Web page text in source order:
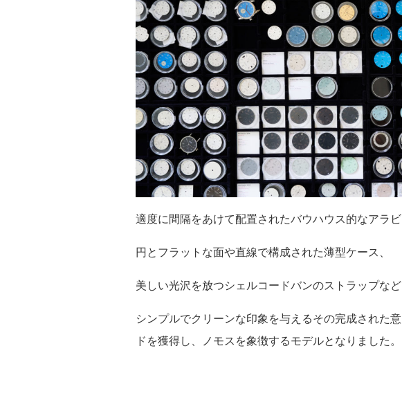
適度に間隔をあけて配置されたバウハウス的なアラビ
円とフラットな面や直線で構成された薄型ケース、
美しい光沢を放つシェルコードバンのストラップなど
シンプルでクリーンな印象を与えるその完成された
ドを獲得し、ノモスを象徴するモデルとなりました。